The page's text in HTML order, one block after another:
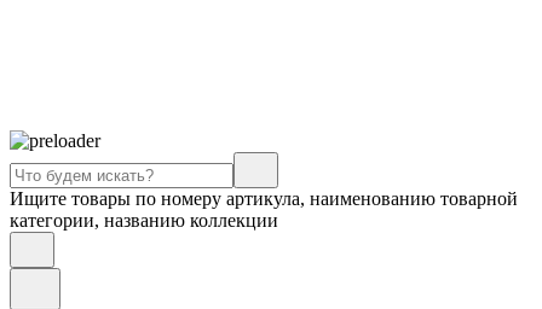
Ищите товары по номеру артикула, наименованию товарной
категории, названию коллекции